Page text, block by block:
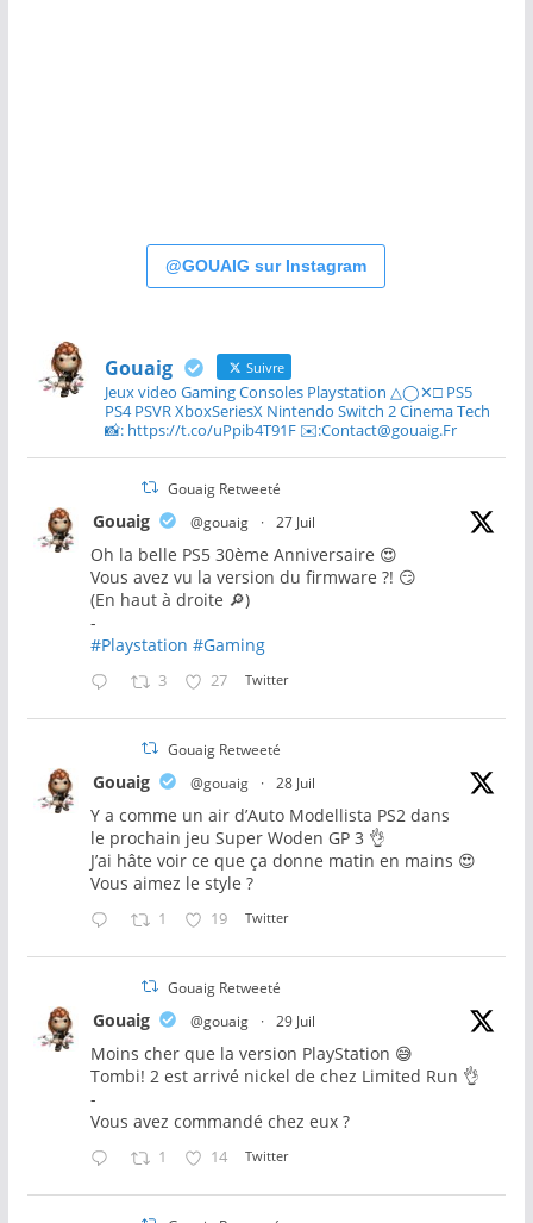
@GOUAIG sur Instagram
Gouaig Suivre
Jeux video Gaming Consoles Playstation △◯✕□ PS5
PS4 PSVR XboxSeriesX Nintendo Switch 2 Cinema Tech
📸: https://t.co/uPpib4T91F ✉️:Contact@gouaig.Fr
Gouaig Retweeté
Gouaig @gouaig · 27 Juil
Oh la belle PS5 30ème Anniversaire 😍
Vous avez vu la version du firmware ?! 😏
(En haut à droite 🔎)
-
#Playstation #Gaming
3 27 Twitter
Gouaig Retweeté
Gouaig @gouaig · 28 Juil
Y a comme un air d’Auto Modellista PS2 dans
le prochain jeu Super Woden GP 3 👌
J’ai hâte voir ce que ça donne matin en mains 😍
Vous aimez le style ?
1 19 Twitter
Gouaig Retweeté
Gouaig @gouaig · 29 Juil
Moins cher que la version PlayStation 😅
Tombi! 2 est arrivé nickel de chez Limited Run 👌
-
Vous avez commandé chez eux ?
1 14 Twitter